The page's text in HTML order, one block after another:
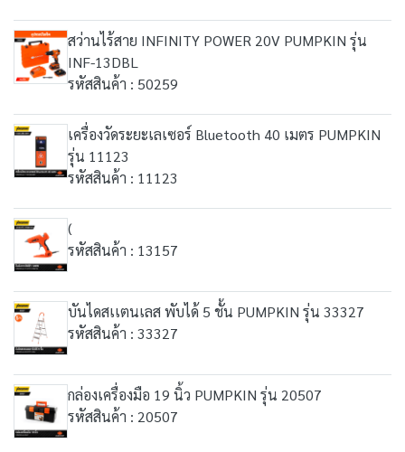
สว่านไร้สาย INFINITY POWER 20V PUMPKIN รุ่น
INF-13DBL
รหัสสินค้า : 50259
เครื่องวัดระยะเลเซอร์ Bluetooth 40 เมตร PUMPKIN
รุ่น 11123
รหัสสินค้า : 11123
(
รหัสสินค้า : 13157
บันไดสเเตนเลส พับได้ 5 ชั้น PUMPKIN รุ่น 33327
รหัสสินค้า : 33327
กล่องเครื่องมือ 19 นิ้ว PUMPKIN รุ่น 20507
รหัสสินค้า : 20507